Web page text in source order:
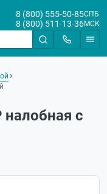
8 (800) 555-50-85СПБ
8 (800) 511-13-36МСК
налобная с